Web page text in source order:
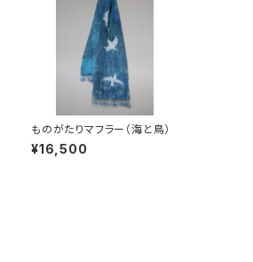
ものがたりマフラー（海と鳥）
¥16,500